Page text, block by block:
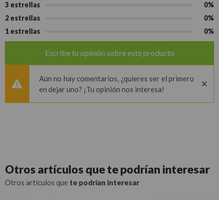
3 estrellas
0%
2 estrellas
0%
1 estrellas
0%
Escribe tu opinión sobre este producto
Aún no hay comentarios, ¿quieres ser el primero
en dejar uno? ¡Tu opinión nos interesa!
Otros artículos quete podrían interesar
Otros artículos que te podrían interesar